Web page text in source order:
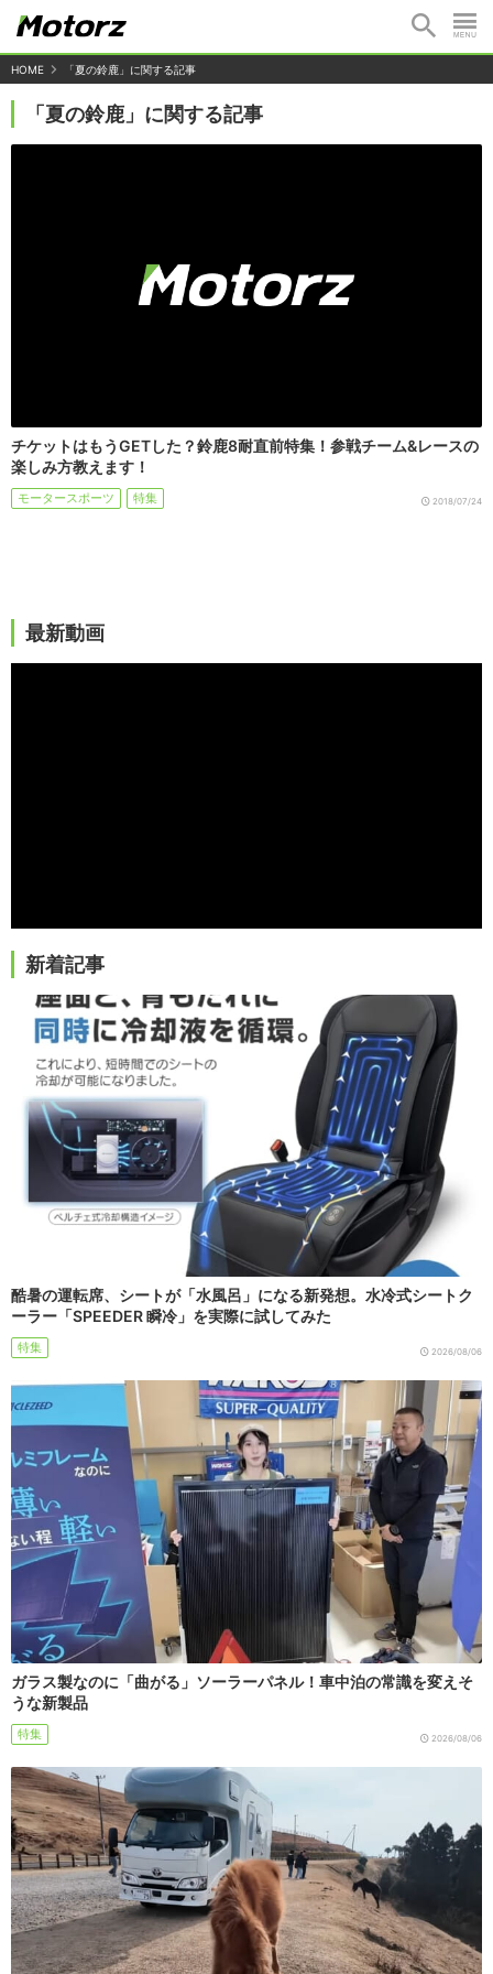
HOME 「夏の鈴鹿」に関する記事
「夏の鈴鹿」に関する記事
チケットはもうGETした？鈴鹿8耐直前特集！参戦チーム&レースの
楽しみ方教えます！
モータースポーツ 特集 2018/07/24
最新動画
新着記事
酷暑の運転席、シートが「水風呂」になる新発想。水冷式シートク
ーラー「SPEEDER 瞬冷」を実際に試してみた
特集 2026/08/06
ガラス製なのに「曲がる」ソーラーパネル！車中泊の常識を変えそ
うな新製品
特集 2026/08/06